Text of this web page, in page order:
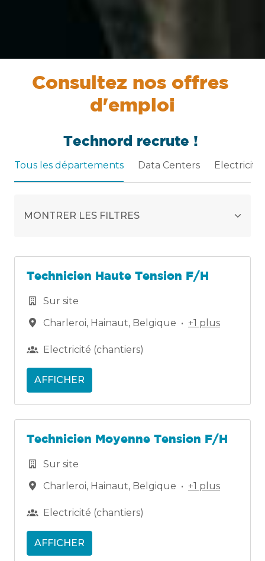
Consultez nos offres
d'emploi
Technord recrute !
Tous les départements Data Centers Electricité
MONTRER LES FILTRES
Technicien Haute Tension F/H
Sur site
Charleroi, Hainaut, Belgique • +1 plus
Electricité (chantiers)
AFFICHER
Technicien Moyenne Tension F/H
Sur site
Charleroi, Hainaut, Belgique • +1 plus
Electricité (chantiers)
AFFICHER